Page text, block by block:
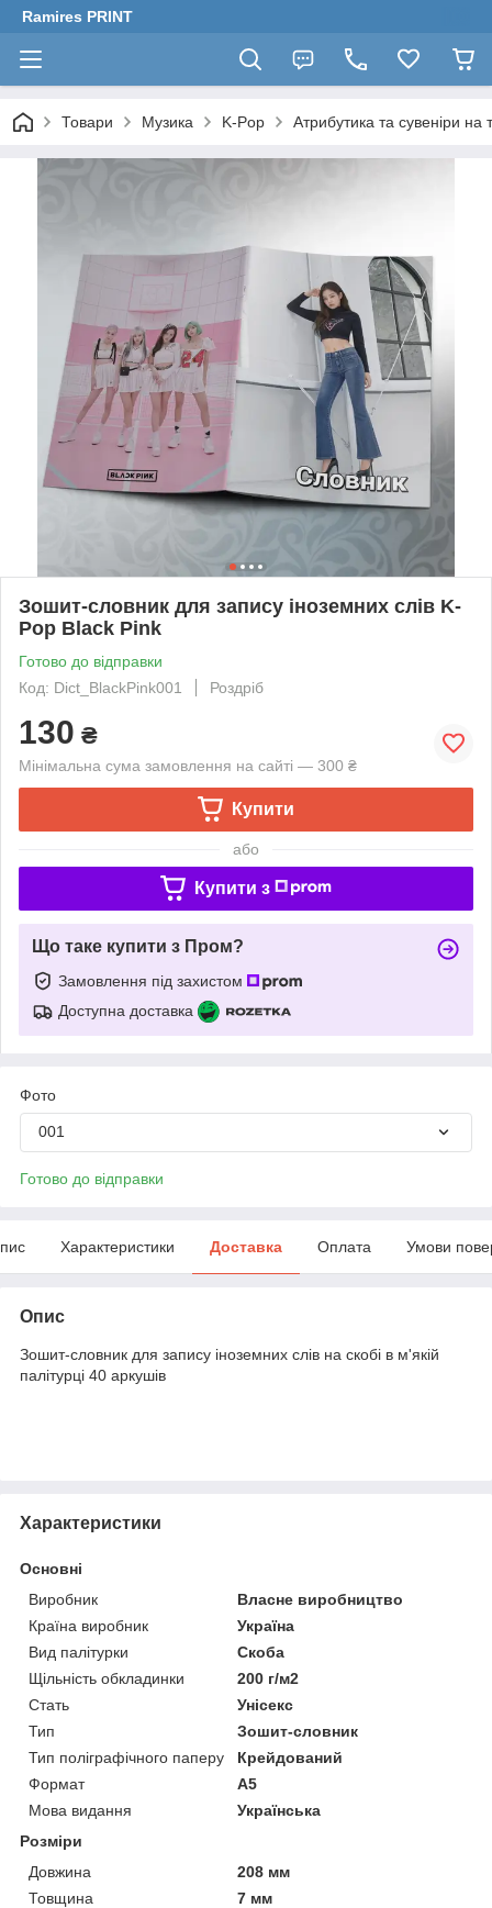
Ramires PRINT
Товари Музика K-Pop Атрибутика та сувеніри на
Зошит-словник для запису іноземних слів K-
Pop Black Pink
Готово до відправки
Код: Dict_BlackPink001
Роздріб
130 ₴
Мінімальна сума замовлення на сайті — 300 ₴
Купити
або
Купити з
Що таке купити з Пром?
Замовлення під захистом
Доступна доставка
Фото
001
Готово до відправки
Характеристики Доставка Оплата Умови
Опис
Зошит-словник для запису іноземних слів на скобі в м'якій
палітурці 40 аркушів
Характеристики
Основні
Виробник
Власне виробництво
Країна виробник
Україна
Вид палітурки
Скоба
Щільність обкладинки
200 г/м2
Стать
Унісекс
Тип
Зошит-словник
Тип поліграфічного паперу
Крейдований
Формат
A5
Мова видання
Українська
Розміри
Довжина
208 мм
Товщина
7 мм